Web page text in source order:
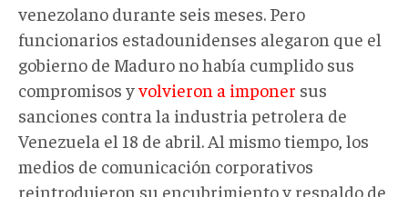
venezolano durante seis meses. Pero
funcionarios estadounidenses alegaron que el
gobierno de Maduro no había cumplido sus
compromisos yvolvieron a imponer sus
sanciones contra la industria petrolera de
Venezuela el 18 de abril. Al mismo tiempo, los
medios de comunicación corporativos
reintrodujeron su encubrimiento y respaldo de